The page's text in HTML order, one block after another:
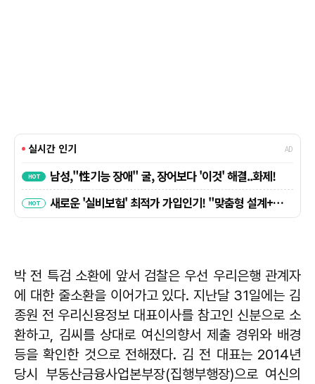
박 전 특검 소환에 앞서 검찰은 우선 우리은행 관계자
에 대한 줄소환을 이어가고 있다. 지난달 31일에는 김
종원 전 우리신용정보 대표이사를 참고인 신분으로 소
환하고, 김씨를 상대로 여신의향서 제출 경위와 배경
등을 확인한 것으로 전해졌다. 김 전 대표는 2014년
당시 부동산금융사업본부장(집행부행장)으로 여신의